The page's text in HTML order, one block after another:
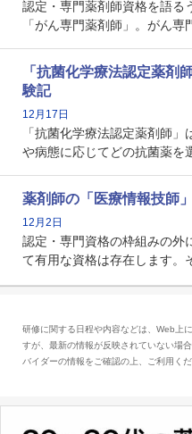
認定・専門薬剤師資格を語る
「がん専門薬剤師」。がん専
関する資格として、2009年
剤師の専門性を活かして高度
貢献する姿は、今も病院薬剤
かれる存在です。
「抗菌化学療法認定薬剤
験記
12月17日
「抗菌化学療法認定薬剤師」
や病態に応じてどの抗菌薬を
る薬剤師です。現在、感染防
基準に専任の薬剤師配置が挙
後は感染症領域で薬剤師に、
求められる可能性もあります
薬剤師の「医療情報技師
12月2日
認定・専門資格の枠組みの外
て有用な資格は存在します。
とは、病院薬剤師を中心に大
す。
研修に関する日程や内容などは、Web上
すが、最新の情報が反映されていない場
バイダーの情報をご確認の上、ご利用く